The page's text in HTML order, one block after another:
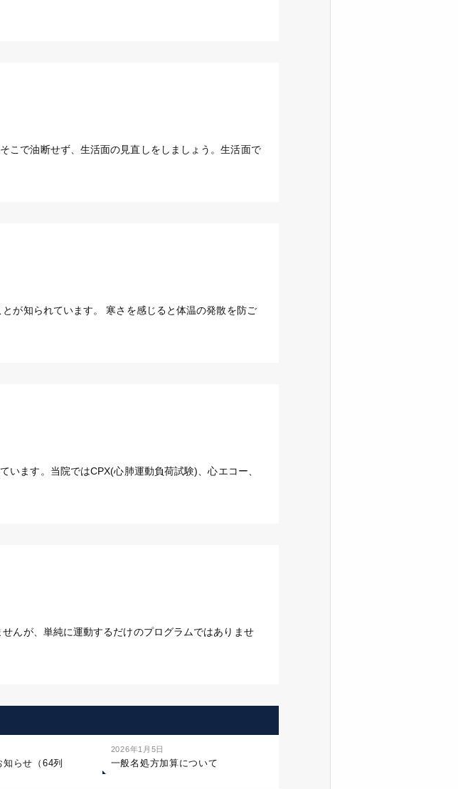
こで油断せず、生活面の見直しをしましょう。生活面で
が知られています。 寒さを感じると体温の発散を防ご
ます。当院ではCPX(心肺運動負荷試験)、心エコー、
んが、単純に運動するだけのプログラムではありませ
らせ（64列
2026年1月5日
一般名処方加算について